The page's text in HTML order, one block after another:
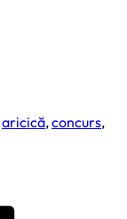
aricică,concurs,